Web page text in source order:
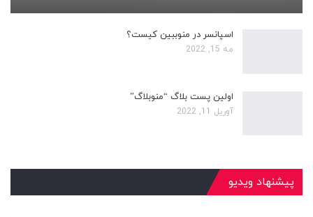
اسپانسر در منوببین کیست؟
مه 15, 2022
اولین پست بلاگ “منوبلاگ”
آوریل 11, 2022
پیشنهاد ویدیو